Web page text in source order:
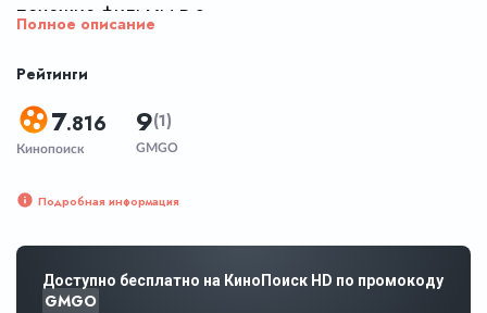
похожие фильмы в э...
Полное описание
Рейтинги
7.816
Кинопоиск
9(1)
GMGO
Подробная информация
Доступно бесплатно на КиноПоиск HD по промокоду
GMGO